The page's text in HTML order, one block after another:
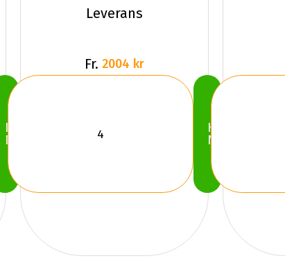
Köp
Nu
Leverans
Fr. 2004 kr
Köp
Nu